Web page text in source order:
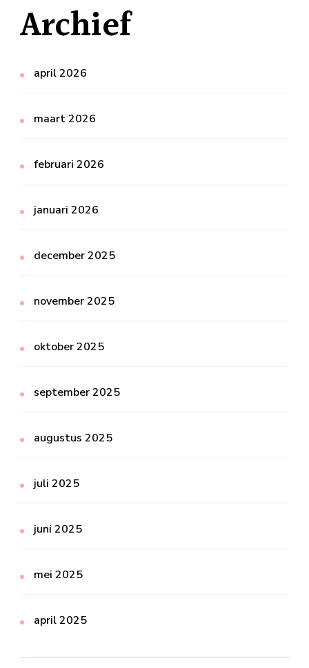
Archief
april 2026
maart 2026
februari 2026
januari 2026
december 2025
november 2025
oktober 2025
september 2025
augustus 2025
juli 2025
juni 2025
mei 2025
april 2025